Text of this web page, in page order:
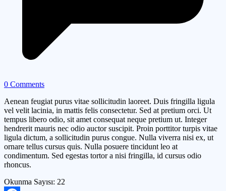
0 Comments
Aenean feugiat purus vitae sollicitudin laoreet. Duis fringilla ligula
vel velit lacinia, in mattis felis consectetur. Sed at pretium orci. Ut
tempus libero odio, sit amet consequat neque pretium ut. Integer
hendrerit mauris nec odio auctor suscipit. Proin porttitor turpis vitae
ligula dictum, a sollicitudin purus congue. Nulla viverra nisi ex, ut
ornare tellus cursus quis. Nulla posuere tincidunt leo at
condimentum. Sed egestas tortor a nisi fringilla, id cursus odio
rhoncus.
Okunma Sayısı: 22